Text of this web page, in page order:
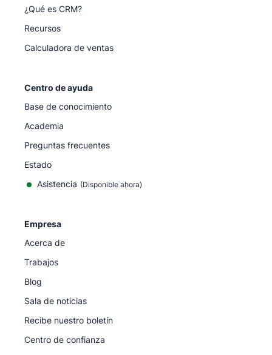
¿Qué es CRM?
Recursos
Calculadora de ventas
Centro de ayuda
Base de conocimiento
Academia
Preguntas frecuentes
Estado
Asistencia (Disponible ahora)
Empresa
Acerca de
Trabajos
Blog
Sala de noticias
Recibe nuestro boletín
Centro de confianza